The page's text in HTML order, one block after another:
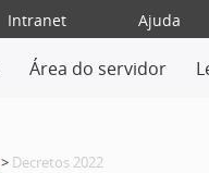
Intranet Ajuda
Área do servidor
> Decretos 2022